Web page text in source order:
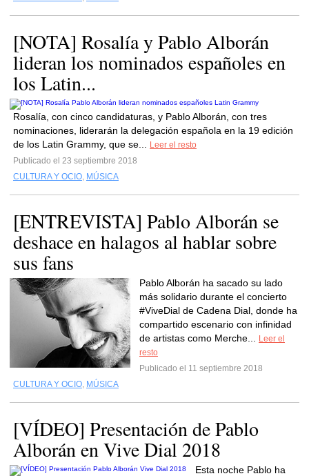
[NOTA] Rosalía y Pablo Alborán
lideran los nominados españoles en
los Latin...
Rosalía, con cinco candidaturas, y Pablo Alborán, con tres
nominaciones, liderarán la delegación española en la 19 edición
de los Latin Grammy, que se...
Leer el resto
Publicado el 23 septiembre 2018
CULTURA Y OCIO, MÚSICA
[ENTREVISTA] Pablo Alborán se
deshace en halagos al hablar sobre
sus fans
Pablo Alborán ha sacado su lado
más solidario durante el concierto
#ViveDial de Cadena Dial, donde ha
compartido escenario con infinidad
de artistas como Merche...
Leer el
resto
Publicado el 11 septiembre 2018
CULTURA Y OCIO, MÚSICA
[VÍDEO] Presentación de Pablo
Alborán en Vive Dial 2018
Esta noche Pablo ha